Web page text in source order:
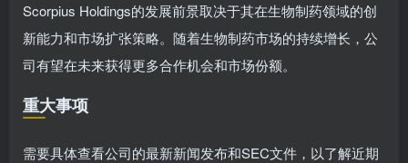
Scorpius Holdings的发展前景取决于其在生物制药领域的创
新能力和市场扩张策略。随着生物制药市场的持续增长，公
司有望在未来获得更多合作机会和市场份额。
重大事项
需要具体查看公司的最新新闻发布和SEC文件，以了解近期